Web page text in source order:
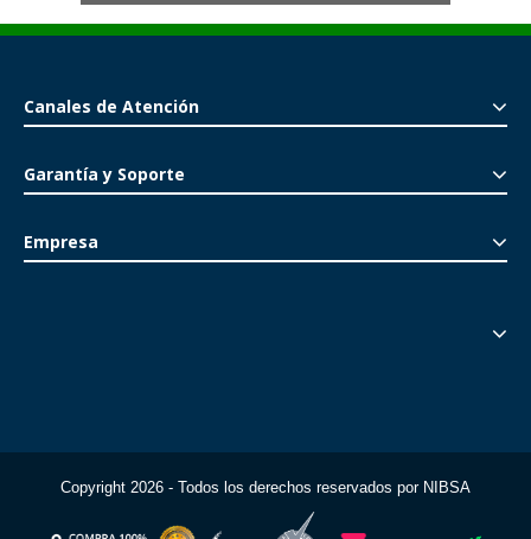
Canales de Atención
Garantía y Soporte
Empresa
Copyright 2026 - Todos los derechos reservados por NIBSA